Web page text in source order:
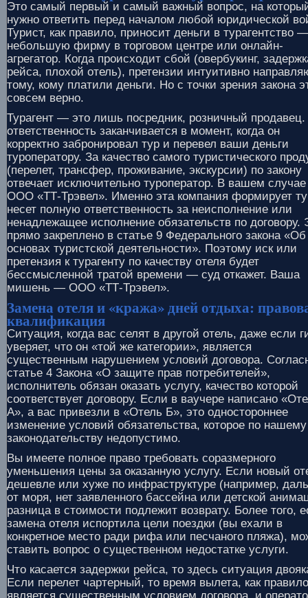
Это самый первый и самый важный вопрос, на
нужно ответить перед началом любой юридической
Турист, как правило, приносит деньги в турагентство —
небольшую фирму в торговом центре или онлайн-
агрегатор. Когда происходит сбой (овербукинг,
рейса, плохой отель), претензии интуитивно
тому, кому платили деньги. Но с точки зрения закона
совсем верно.
Турагент — это лишь посредник, розничный продавец.
ответственность заканчивается в момент, когда он
корректно забронировал тур и перевел ваши деньги
туроператору. За качество самого туристического
(перелет, трансфер, проживание, экскурсии) по закону
отвечает исключительно туроператор. В вашем случае
ООО «ТТ-Трэвел». Именно эта компания формирует
несет полную ответственность за неисполнение или
ненадлежащее исполнение обязательств по договору.
прямо закреплено в статье 9 Федерального закона «Об
основах туристской деятельности». Поэтому иск или
претензия к турагенту по качеству отеля будет
бессмысленной тратой времени — суд откажет. Ваша
мишень — ООО «ТТ-Трэвел».
Замена отеля и «кража» дней отдыха:
квалификация
Ситуация, когда вас селят в другой отель, даже если
уверяет, что он «той же категории», является
существенным нарушением условий договора.
статье 4 Закона «О защите прав потребителей»,
исполнитель обязан оказать услугу, качество которой
соответствует договору. Если в ваучере написано
А», а вас привезли в «Отель Б», это одностороннее
изменение условий обязательства, которое по нашему
законодательству недопустимо.
Вы имеете полное право требовать соразмерного
уменьшения цены за оказанную услугу. Если новый
дешевле или хуже по инфраструктуре (например,
от моря, нет заявленного бассейна или детской
разница в стоимости подлежит возврату. Более того,
замена отеля испортила цели поездки (вы ехали в
конкретное место ради рифа или песчаного пляжа),
ставить вопрос о существенном недостатке услуги.
Что касается задержки рейса, то здесь ситуация
Если перелет чартерный, то время вылета, как